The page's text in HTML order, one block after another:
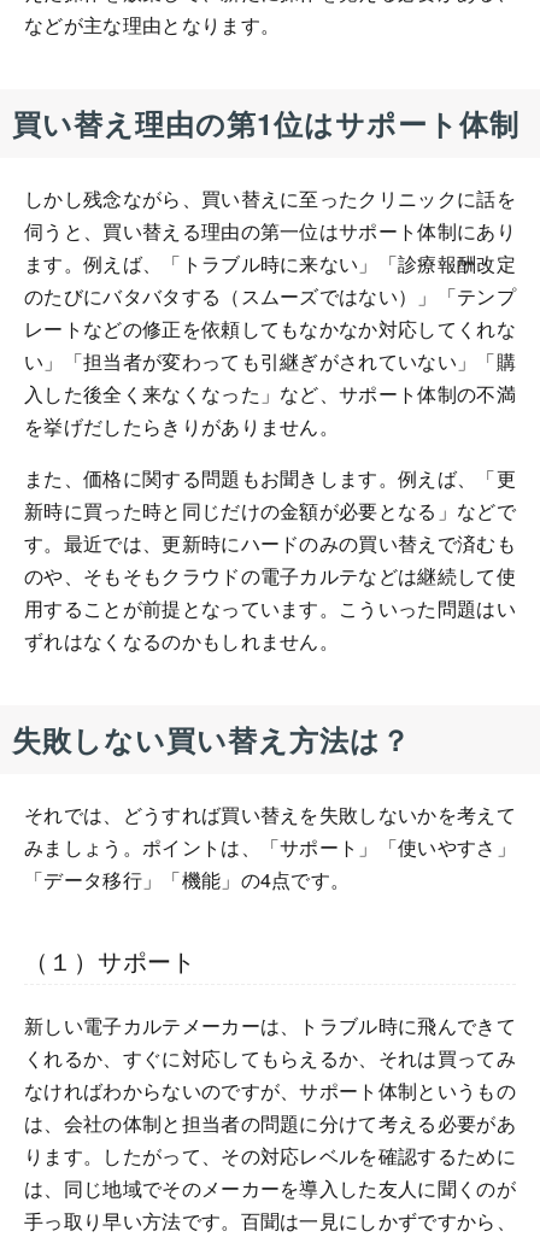
などが主な理由となります。
買い替え理由の第1位はサポート体制
しかし残念ながら、買い替えに至ったクリニックに話を
伺うと、買い替える理由の第一位はサポート体制にあり
ます。例えば、「トラブル時に来ない」「診療報酬改定
のたびにバタバタする（スムーズではない）」「テンプ
レートなどの修正を依頼してもなかなか対応してくれな
い」「担当者が変わっても引継ぎがされていない」「購
入した後全く来なくなった」など、サポート体制の不満
を挙げだしたらきりがありません。
また、価格に関する問題もお聞きします。例えば、「更
新時に買った時と同じだけの金額が必要となる」などで
す。最近では、更新時にハードのみの買い替えで済むも
のや、そもそもクラウドの電子カルテなどは継続して使
用することが前提となっています。こういった問題はい
ずれはなくなるのかもしれません。
失敗しない買い替え方法は？
それでは、どうすれば買い替えを失敗しないかを考えて
みましょう。ポイントは、「サポート」「使いやすさ」
「データ移行」「機能」の4点です。
（１）サポート
新しい電子カルテメーカーは、トラブル時に飛んできて
くれるか、すぐに対応してもらえるか、それは買ってみ
なければわからないのですが、サポート体制というもの
は、会社の体制と担当者の問題に分けて考える必要があ
ります。したがって、その対応レベルを確認するために
は、同じ地域でそのメーカーを導入した友人に聞くのが
手っ取り早い方法です。百聞は一見にしかずですから、